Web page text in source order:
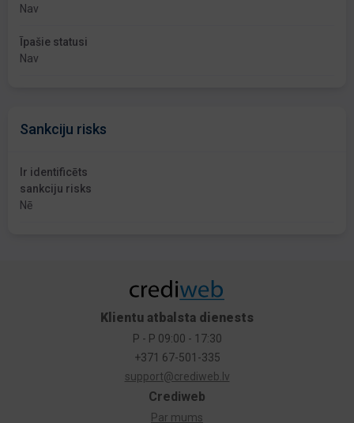
Nav
Īpašie statusi
Nav
Sankciju risks
Ir identificēts
sankciju risks
Nē
Crediweb
Par mums
Klientu atbalsta dienests
P - P 09:00 - 17:30
+371 67-501-335
support@crediweb.lv